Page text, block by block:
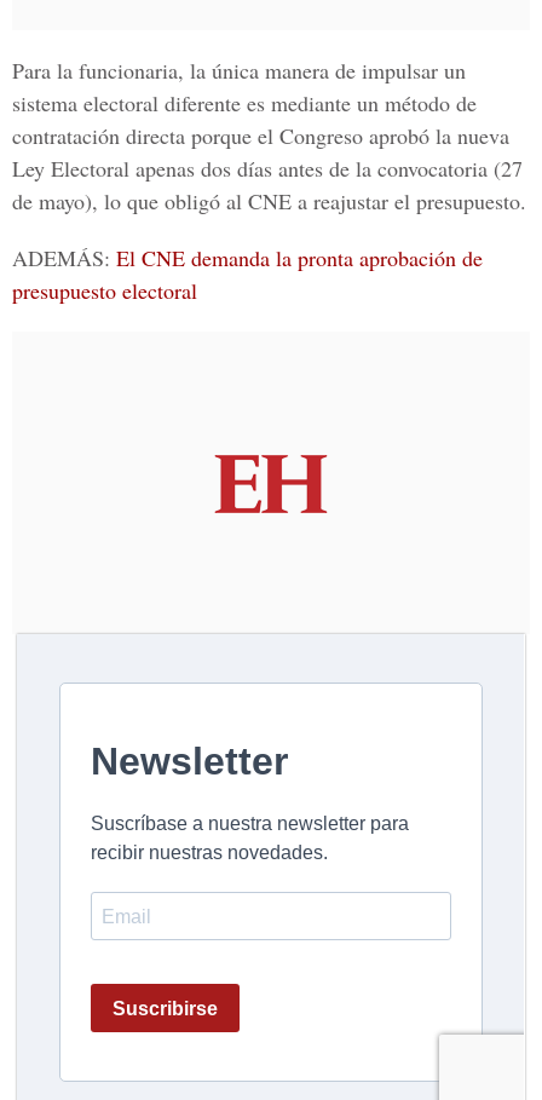
Para la funcionaria, la única manera de impulsar un
sistema electoral diferente es mediante un método de
contratación directa porque el Congreso aprobó la nueva
Ley Electoral apenas dos días antes de la convocatoria (27
de mayo), lo que obligó al CNE a reajustar el presupuesto.
ADEMÁS: El CNE demanda la pronta aprobación de
presupuesto electoral